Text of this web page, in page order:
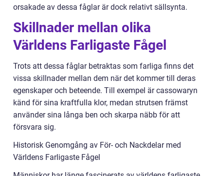
orsakade av dessa fåglar är dock relativt sällsynta.
Skillnader mellan olika
Världens Farligaste Fågel
Trots att dessa fåglar betraktas som farliga finns det
vissa skillnader mellan dem när det kommer till deras
egenskaper och beteende. Till exempel är cassowaryn
känd för sina kraftfulla klor, medan strutsen främst
använder sina långa ben och skarpa näbb för att
försvara sig.
Historisk Genomgång av För- och Nackdelar med
Världens Farligaste Fågel